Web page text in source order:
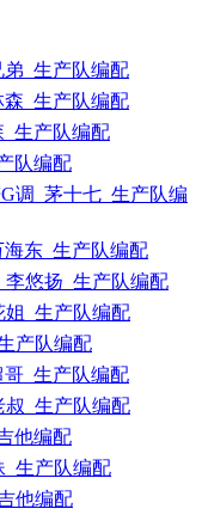
_生产队编配
_生产队编配
生产队编配
队编配
调_茅十七_生产队编
东_生产队编配
悠扬_生产队编配
姐_生产队编配
产队编配
_生产队编配
叔_生产队编配
他编配
_生产队编配
他编配